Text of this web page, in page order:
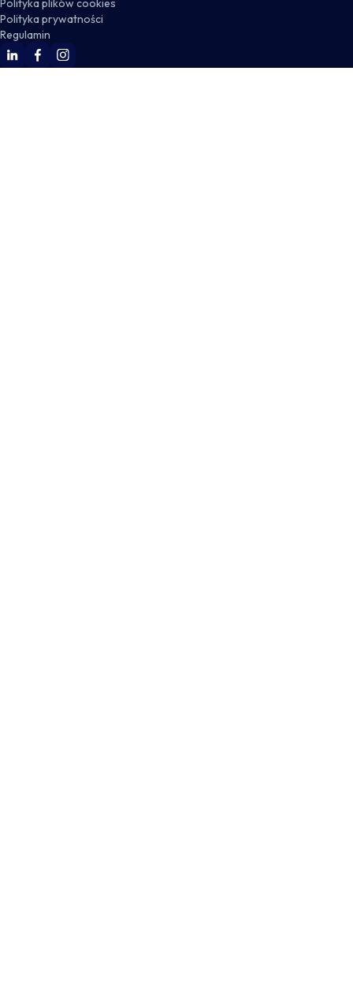
Polityka plików cookies
Polityka prywatności
Regulamin
WSKZ Linkedin
WSKZ Facebook
WSKZ Instagram